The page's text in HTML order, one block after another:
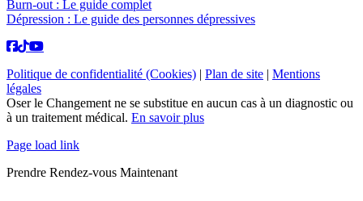
Burn-out : Le guide complet
Dépression : Le guide des personnes dépressives
Politique de confidentialité (Cookies) | Plan de site | Mentions
légales
Oser le Changement ne se substitue en aucun cas à un diagnostic ou
à un traitement médical. En savoir plus
Page load link
Prendre Rendez-vous Maintenant